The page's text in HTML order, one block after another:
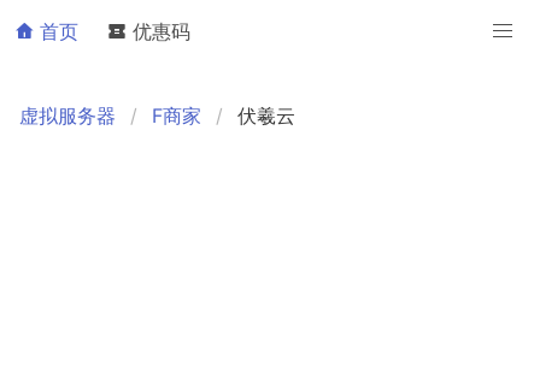
首页 优惠码
虚拟服务器 F商家 伏羲云